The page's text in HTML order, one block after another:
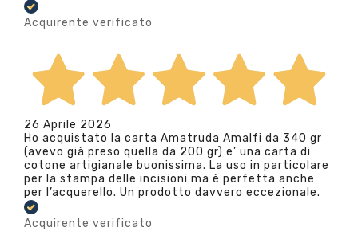
Acquirente verificato
26 Aprile 2026
Ho acquistato la carta Amatruda Amalfi da 340 gr
(avevo già preso quella da 200 gr) e’ una carta di
cotone artigianale buonissima. La uso in particolare
per la stampa delle incisioni ma è perfetta anche
per l’acquerello. Un prodotto davvero eccezionale.
Acquirente verificato